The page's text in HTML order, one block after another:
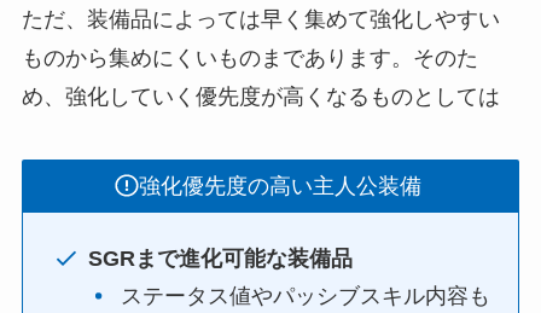
ただ、装備品によっては早く集めて強化しやすい
ものから集めにくいものまであります。そのた
め、強化していく優先度が高くなるものとしては
強化優先度の高い主人公装備
SGRまで進化可能な装備品
ステータス値やパッシブスキル内容も